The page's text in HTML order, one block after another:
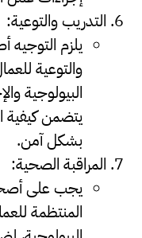
التدريب والتوعية:
يلزم التوجيه
والتوعية
البيولوجية
يتضمن كيفية
بشكل آمن.
المراقبة الصحية:
يجب على
المنتظمة